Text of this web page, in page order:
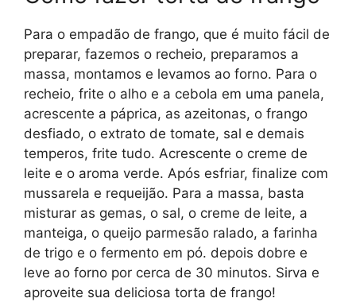
Para o empadão de frango, que é muito fácil de
preparar, fazemos o recheio, preparamos a
massa, montamos e levamos ao forno. Para o
recheio, frite o alho e a cebola em uma panela,
acrescente a páprica, as azeitonas, o frango
desfiado, o extrato de tomate, sal e demais
temperos, frite tudo. Acrescente o creme de
leite e o aroma verde. Após esfriar, finalize com
mussarela e requeijão. Para a massa, basta
misturar as gemas, o sal, o creme de leite, a
manteiga, o queijo parmesão ralado, a farinha
de trigo e o fermento em pó. depois dobre e
leve ao forno por cerca de 30 minutos. Sirva e
aproveite sua deliciosa torta de frango!